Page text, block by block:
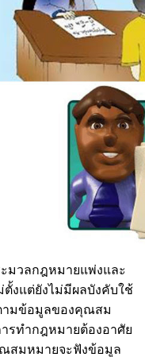
มวลกฎหมายแพ่งและ
งแต่ยังไม่มีผลบังคับใช้
ามข้อมูลของคุณสม
รทำกฎหมายต้องอาศัย
ณสมหมายจะฟังข้อมูล